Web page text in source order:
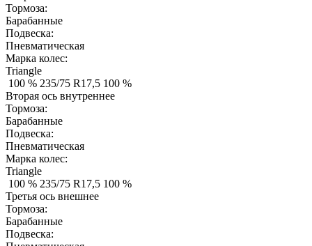
Тормоза:
Барабанные
Подвеска:
Пневматическая
Марка колес:
Triangle
100 % 235/75 R17,5 100 %
Вторая ось внутреннее
Тормоза:
Барабанные
Подвеска:
Пневматическая
Марка колес:
Triangle
100 % 235/75 R17,5 100 %
Третья ось внешнее
Тормоза:
Барабанные
Подвеска: